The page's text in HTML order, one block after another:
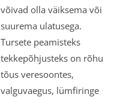
võivad olla väiksema või
suurema ulatusega.
Tursete peamisteks
tekkepõhjusteks on rõhu
tõus veresoontes,
valguvaegus, lümfiringe